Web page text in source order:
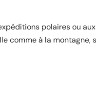
polaires ou
comme à la montagne,